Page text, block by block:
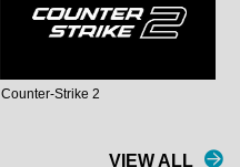
Counter-Strike 2
VIEW ALL